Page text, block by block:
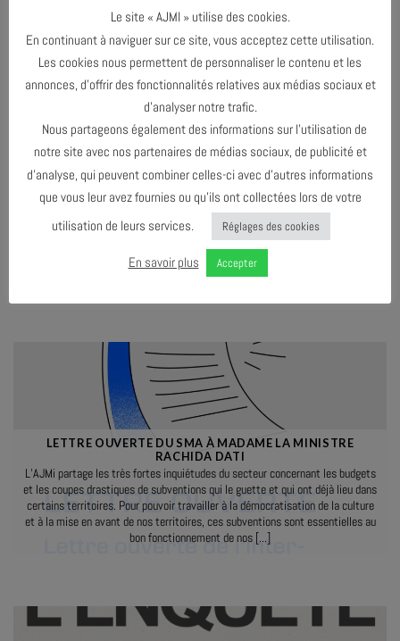
MOAB – ENTRETIEN AVEC FIONA AÏT-BOUNOU
Dans le cadre de la résidence du trio MOAB et du concert sortie de résidence
le jeudi 13 février à l’AJMi, nous avons eu le plaisir d’interviewer Fiona Aït-
Bounou pour comprendre les racines de ce projet. Nous l’avons invité à l’AJMi
mardi 28 janvier pour échanger. De son histoire personnelle, aux rencontres
musicales qui [...]
LETTRE OUVERTE DU SMA À MADAME LA MINISTRE
RACHIDA DATI
L’AJMi partage les très fortes inquiétudes du secteur concernant les budgets
et les coupes drastiques de subventions qui le guette et qui ont déjà lieu dans
certains territoires. Pour pouvoir travailler à la démocratisation de la culture
et à la mise en avant de nos territoires, ces subventions sont essentielles au
bon fonctionnement de nos [...]
Le site « AJMI » utilise des cookies.
En continuant à naviguer sur ce site, vous acceptez cette utilisation.
Les cookies nous permettent de personnaliser le contenu et les
annonces, d’offrir des fonctionnalités relatives aux médias sociaux et
d’analyser notre trafic.
Nous partageons également des informations sur l’utilisation de
notre site avec nos partenaires de médias sociaux, de publicité et
d’analyse, qui peuvent combiner celles-ci avec d’autres informations
que vous leur avez fournies ou qu’ils ont collectées lors de votre
utilisation de leurs services.
Réglages des cookies
En savoir plus Accepter